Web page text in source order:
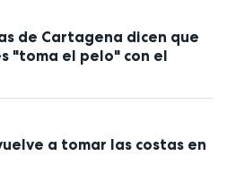
de Cartagena dicen que
"toma el pelo" con el
a tomar las costas en